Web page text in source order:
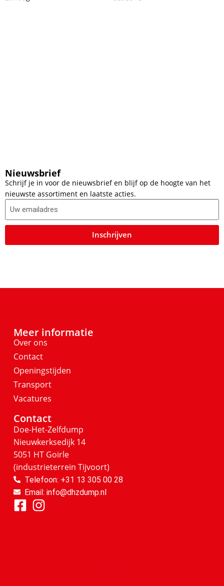
Nieuwsbrief
Schrijf je in voor de nieuwsbrief en blijf op de hoogte van het
nieuwste assortiment en laatste acties.
Inschrijven
Meer informatie
Over ons
Contact
Openingstijden
Transport
Vacatures
Contact
Doe-Het-Zelfdump
Nieuwkerksedijk 14
5051 HT Goirle
(industrieterrein Tijvoort)
Telefoon: +31 13 305 00 28
Email: info@dhzdump.nl